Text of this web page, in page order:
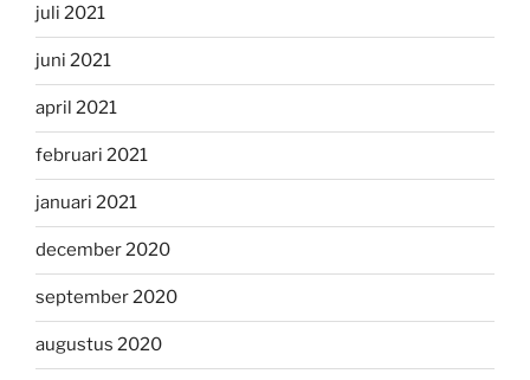
juli 2021
juni 2021
april 2021
februari 2021
januari 2021
december 2020
september 2020
augustus 2020